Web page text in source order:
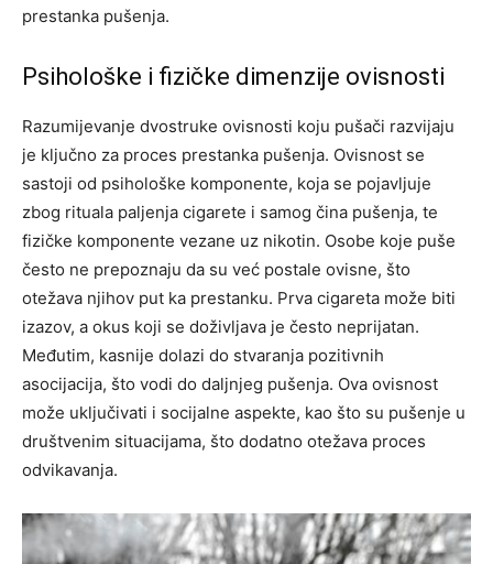
prestanka pušenja.
Psihološke i fizičke dimenzije ovisnosti
Razumijevanje dvostruke ovisnosti koju pušači razvijaju
je ključno za proces prestanka pušenja. Ovisnost se
sastoji od psihološke komponente, koja se pojavljuje
zbog rituala paljenja cigarete i samog čina pušenja, te
fizičke komponente vezane uz nikotin. Osobe koje puše
često ne prepoznaju da su već postale ovisne, što
otežava njihov put ka prestanku. Prva cigareta može biti
izazov, a okus koji se doživljava je često neprijatan.
Međutim, kasnije dolazi do stvaranja pozitivnih
asocijacija, što vodi do daljnjeg pušenja. Ova ovisnost
može uključivati i socijalne aspekte, kao što su pušenje u
društvenim situacijama, što dodatno otežava proces
odvikavanja.